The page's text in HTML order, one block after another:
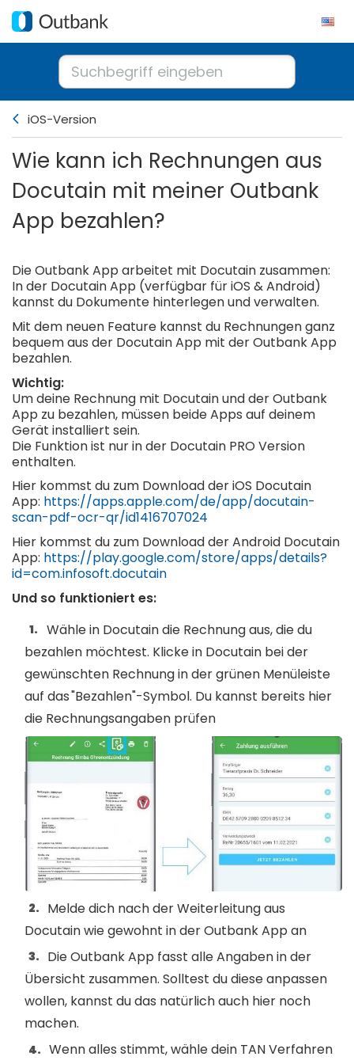
iOS-Version
Wie kann ich Rechnungen aus
Docutain mit meiner Outbank
App bezahlen?
Die Outbank App arbeitet mit Docutain zusammen:
In der Docutain App (verfügbar für iOS & Android)
kannst du Dokumente hinterlegen und verwalten.
Mit dem neuen Feature kannst du Rechnungen ganz
bequem aus der Docutain App mit der Outbank App
bezahlen.
Wichtig:
Um deine Rechnung mit Docutain und der Outbank
App zu bezahlen, müssen beide Apps auf deinem
Gerät installiert sein.
Die Funktion ist nur in der Docutain PRO Version
enthalten.
Hier kommst du zum Download der iOS Docutain
App: https://apps.apple.com/de/app/docutain-
scan-pdf-ocr-qr/id1416707024
Hier kommst du zum Download der Android Docutain
App: https://play.google.com/store/apps/details?
id=com.infosoft.docutain
Und so funktioniert es:
Wähle in Docutain die Rechnung aus, die du
bezahlen möchtest. Klicke in Docutain bei der
gewünschten Rechnung in der grünen Menüleiste
auf das "Bezahlen"-Symbol. Du kannst bereits hier
die Rechnungsangaben prüfen
Melde dich nach der Weiterleitung aus
Docutain wie gewohnt in der Outbank App an
Die Outbank App fasst alle Angaben in der
Übersicht zusammen. Solltest du diese anpassen
wollen, kannst du das natürlich auch hier noch
machen.
Wenn alles stimmt, wähle dein TAN Verfahren